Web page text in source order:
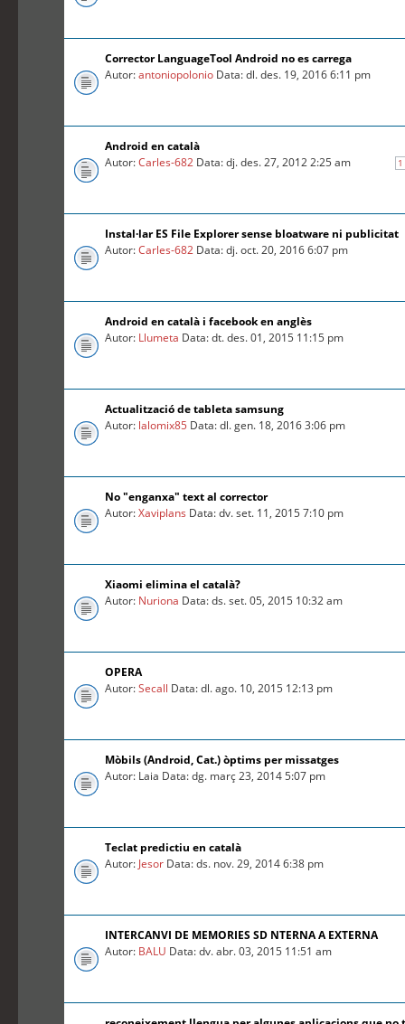
Corrector LanguageTool Android no es carrega
Autor:antoniopolonio Data: dl. des. 19, 2016 6:11 pm
Android en català
1
Autor:Carles-682 Data: dj. des. 27, 2012 2:25 am
Instal·lar ES File Explorer sense bloatware ni publicitat
Autor:Carles-682 Data: dj. oct. 20, 2016 6:07 pm
Android en català i facebook en anglès
Autor: Llumeta Data: dt. des. 01, 2015 11:15 pm
Actualització de tableta samsung
Autor: lalomix85 Data: dl. gen. 18, 2016 3:06 pm
No "enganxa" text al corrector
Autor:Xaviplans Data: dv. set. 11, 2015 7:10 pm
Xiaomi elimina el català?
Autor: Nuriona Data: ds. set. 05, 2015 10:32 am
OPERA
Autor:Secall Data: dl. ago. 10, 2015 12:13 pm
Mòbils (Android, Cat.) òptims per missatges
Autor: Laia Data: dg. març 23, 2014 5:07 pm
Teclat predictiu en català
Autor: Jesor Data: ds. nov. 29, 2014 6:38 pm
INTERCANVI DE MEMORIES SD NTERNA A EXTERNA
Autor: BALU Data: dv. abr. 03, 2015 11:51 am